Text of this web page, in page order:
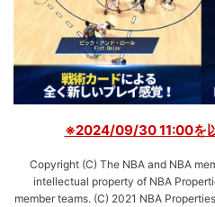
※2024/09/30 11:00を
Copyright (C) The NBA and NBA
intellectual property of NBA
member teams. (C) 2021 NBA